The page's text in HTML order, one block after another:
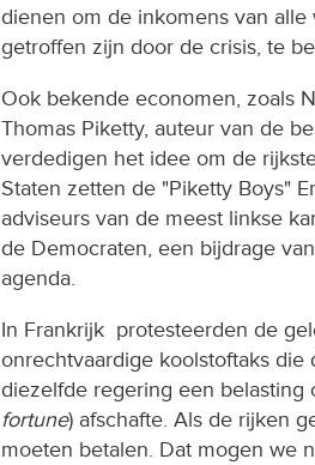
dienen om de inkomens van
getroffen zijn door de crisis, te
Ook bekende economen, zoals
Thomas Piketty, auteur van de
verdedigen het idee om de
Staten zetten de "Piketty Boys"
adviseurs van de meest linkse
de Democraten, een bijdrage
agenda.
In Frankrijk protesteerden de
onrechtvaardige koolstoftaks
diezelfde regering een belasting
fortune) afschafte. Als de rijken
moeten betalen. Dat mogen we